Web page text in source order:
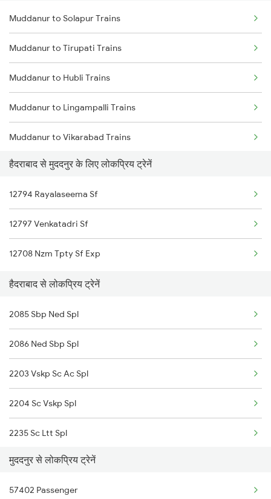
Hyderabad to Merta Trains
Hyderabad to Mathura Trains
Hyderabad to Machilipatnam Trains
Hyderabad to Multai Trains
Hyderabad to Mudkhed Trains
Hyderabad to Manuguru Trains
Hyderabad to Mankapur Trains
Muddanur to Solapur Trains
Muddanur to Tirupati Trains
Muddanur to Hubli Trains
Muddanur to Lingampalli Trains
Muddanur to Vikarabad Trains
Muddanur to Tadipatri Trains
Muddanur to Sainagar Shirdi Trains
Muddanur to Adoni Trains
Muddanur to Chittoor Trains
Muddanur to Guntakal Trains
हैदराबाद से मुददनुर के लिए लोकप्रिय ट्रेनें
12794 Rayalaseema Sf
12797 Venkatadri Sf
12708 Nzm Tpty Sf Exp
हैदराबाद से लोकप्रिय ट्रेनें
2085 Sbp Ned Spl
2086 Ned Sbp Spl
2203 Vskp Sc Ac Spl
2204 Sc Vskp Spl
2235 Sc Ltt Spl
2236 Festival Special
5293 Mfp Sc Spl
मुददनुर से लोकप्रिय ट्रेनें
57402 Passenger